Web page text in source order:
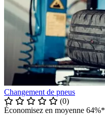
Changement de pneus
(0)
Économisez en moyenne 64%*